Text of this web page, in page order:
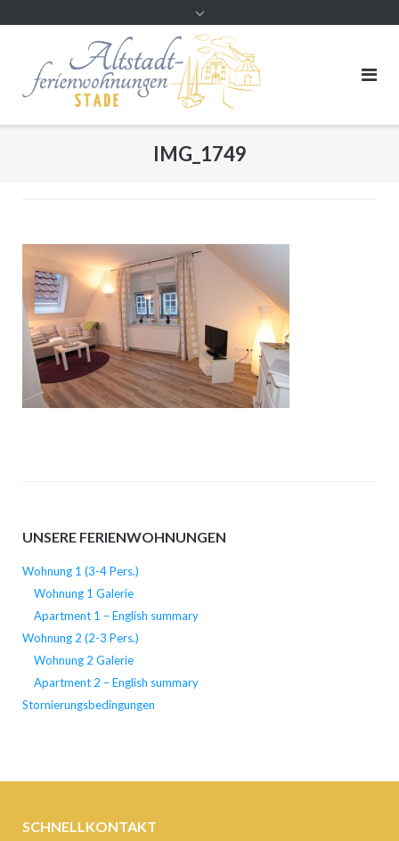
IMG_1749
UNSERE FERIENWOHNUNGEN
Wohnung 1 (3-4 Pers.)
Wohnung 1 Galerie
Apartment 1 – English summary
Wohnung 2 (2-3 Pers.)
Wohnung 2 Galerie
Apartment 2 – English summary
Stornierungsbedingungen
SCHNELLKONTAKT